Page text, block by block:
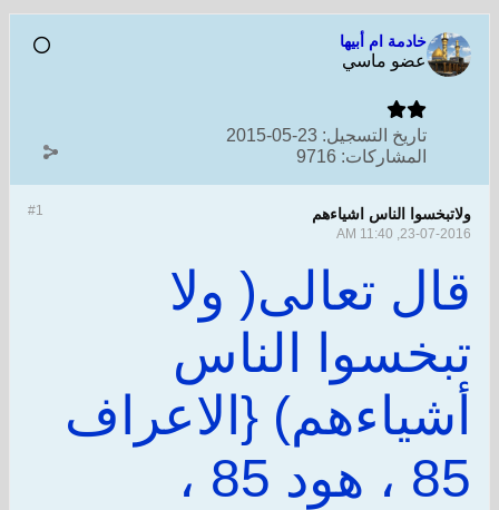
خادمة ام أبيها
عضو ماسي
تاريخ التسجيل: 23-05-2015
المشاركات: 9716
#1 ولاتبخسوا الناس اشياءهم
23-07-2016, 11:40 AM
قال تعالى( ولا
تبخسوا الناس
أشياءهم) {الاعراف
85 ، هود 85 ،